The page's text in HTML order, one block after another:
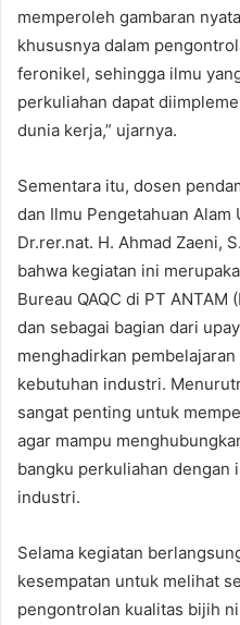
memperoleh gambaran
khususnya dalam
feronikel, sehingga ilmu
perkuliahan dapat
dunia kerja,” ujarnya.
Sementara itu, dosen
dan Ilmu Pengetahuan Alam
Dr.rer.nat. H. Ahmad Zaeni,
bahwa kegiatan ini
Bureau QAQC di PT ANTAM
dan sebagai bagian dari
menghadirkan
kebutuhan industri.
sangat penting untuk
agar mampu
bangku perkuliahan dengan
industri.
Selama kegiatan
kesempatan untuk melihat
pengontrolan kualitas bijih